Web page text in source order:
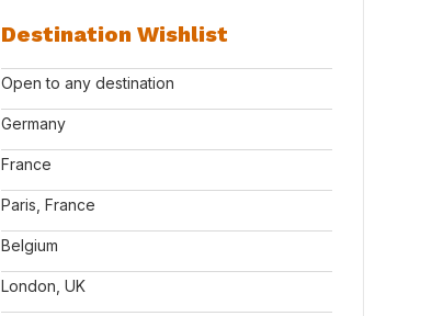
Destination Wishlist
Open to any destination
Germany
France
Paris, France
Belgium
London, UK